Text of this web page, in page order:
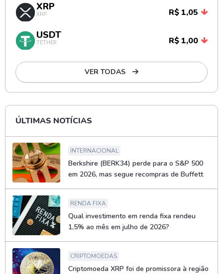
XRP
XRP R$ 1,05
USDT
TETHER R$ 1,00
VER TODAS
ÚLTIMAS NOTÍCIAS
INTERNACIONAL
Berkshire (BERK34) perde para o S&P 500
em 2026, mas segue recompras de Buffett
RENDA FIXA
Qual investimento em renda fixa rendeu
1,5% ao mês em julho de 2026?
CRIPTOMOEDAS
Criptomoeda XRP foi de promissora à região